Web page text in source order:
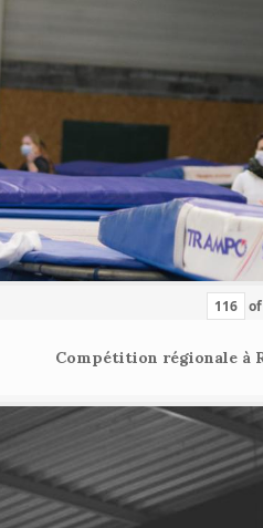
of
Compétition régionale à